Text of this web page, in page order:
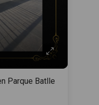
Parque Batlle